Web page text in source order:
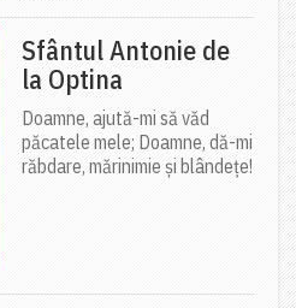
Sfântul Antonie de
la Optina
Doamne, ajută-mi să văd
păcatele mele; Doamne, dă-mi
răbdare, mărinimie şi blândeţe!